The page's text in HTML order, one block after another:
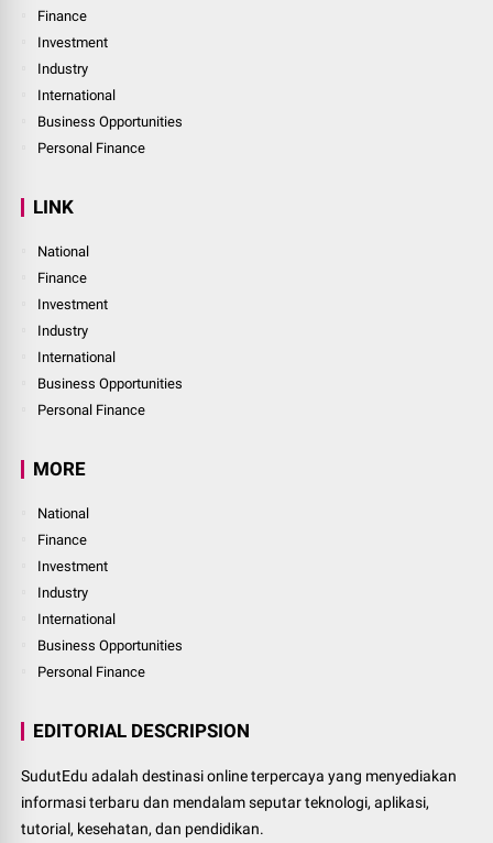
Finance
Investment
Industry
International
Business Opportunities
Personal Finance
LINK
National
Finance
Investment
Industry
International
Business Opportunities
Personal Finance
MORE
National
Finance
Investment
Industry
International
Business Opportunities
Personal Finance
EDITORIAL DESCRIPSION
SudutEdu adalah destinasi online terpercaya yang menyediakan
informasi terbaru dan mendalam seputar teknologi, aplikasi,
tutorial, kesehatan, dan pendidikan.